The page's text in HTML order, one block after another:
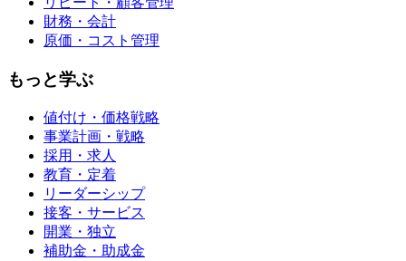
財務・会計
原価・コスト管理
もっと学ぶ
値付け・価格戦略
事業計画・戦略
採用・求人
教育・定着
リーダーシップ
接客・サービス
開業・独立
補助金・助成金